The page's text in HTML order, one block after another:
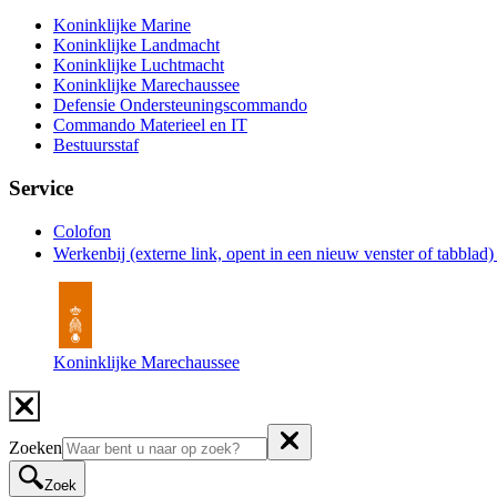
Koninklijke Marine
Koninklijke Landmacht
Koninklijke Luchtmacht
Koninklijke Marechaussee
Defensie Ondersteuningscommando
Commando Materieel en IT
Bestuursstaf
Service
Colofon
Werkenbij (externe link, opent in een nieuw venster of tabblad)
Koninklijke Marechaussee
Zoeken
Zoek